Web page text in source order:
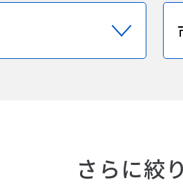
さらに絞